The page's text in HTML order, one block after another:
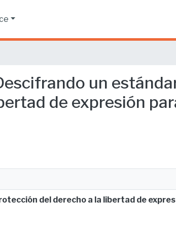
un
de expresión
del derecho a la libertad de